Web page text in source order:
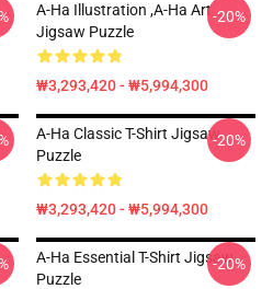
A-Ha Illustration ,A-Ha Art
Jigsaw Puzzle
₩3,293,420 - ₩5,994,300
-20%
A-Ha Classic T-Shirt Jigsaw
Puzzle
₩3,293,420 - ₩5,994,300
-20%
A-Ha Essential T-Shirt Jigsaw
Puzzle
-20%